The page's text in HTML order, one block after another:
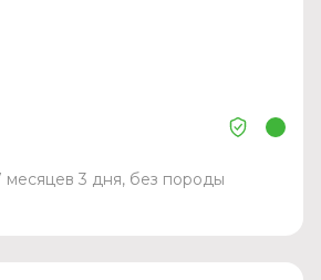
месяцев 3 дня, без породы